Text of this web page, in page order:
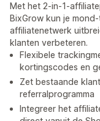
Met het 2-in-1-
BixGrow kun je
affiliatenetwerk
klanten verbeteren.
Flexibele
kortingscodes en
Zet bestaande
referralprogramma
Integreer het